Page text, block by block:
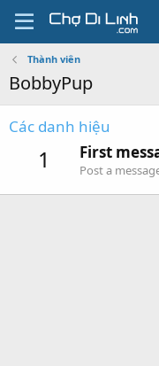
Thành viên
BobbyPup
Các danh hiệu
1 First
Post a